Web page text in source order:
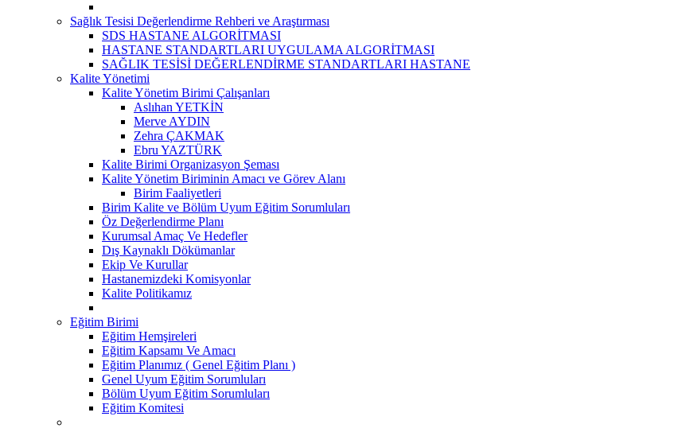
Sağlık Tesisi Değerlendirme Rehberi ve Araştırması
SDS HASTANE ALGORİTMASI
HASTANE STANDARTLARI UYGULAMA ALGORİTMASI
SAĞLIK TESİSİ DEĞERLENDİRME STANDARTLARI HASTANE
Kalite Yönetimi
Kalite Yönetim Birimi Çalışanları
Aslıhan YETKİN
Merve AYDIN
Zehra ÇAKMAK
Ebru YAZTÜRK
Kalite Birimi Organizasyon Şeması
Kalite Yönetim Biriminin Amacı ve Görev Alanı
Birim Faaliyetleri
Birim Kalite ve Bölüm Uyum Eğitim Sorumluları
Öz Değerlendirme Planı
Kurumsal Amaç Ve Hedefler
Dış Kaynaklı Dökümanlar
Ekip Ve Kurullar
Hastanemizdeki Komisyonlar
Kalite Politikamız
Eğitim Birimi
Eğitim Hemşireleri
Eğitim Kapsamı Ve Amacı
Eğitim Planımız ( Genel Eğitim Planı )
Genel Uyum Eğitim Sorumluları
Bölüm Uyum Eğitim Sorumluları
Eğitim Komitesi